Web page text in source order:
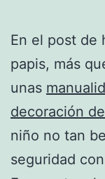
En el post de
papis, más
unas
decoración
niño no tan
seguridad